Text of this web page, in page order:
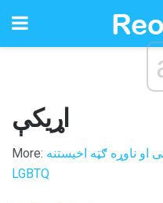
اړیکې
More: او ناوړه ګټه اخیستنه
LGBTQ